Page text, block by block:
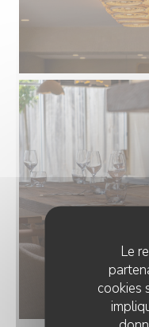
Le
cookies